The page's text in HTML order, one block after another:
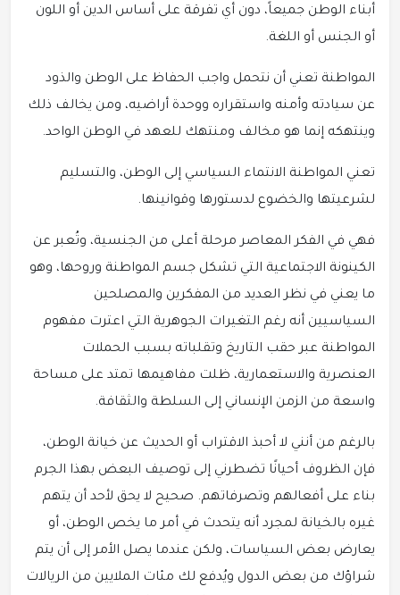
أبناء الوطن جميعاً، دون أي تفرقة على أساس الدين أو اللون
أو الجنس أو اللغة.
المواطنة تعني أن نتحمل واجب الحفاظ على الوطن والذود
عن سيادته وأمنه واستقراره ووحدة أراضيه، ومن يخالف ذلك
وينتهكه إنما هو مخالف ومنتهك للعهد في الوطن الواحد.
تعني المواطنة الانتماء السياسي إلى الوطن، والتسليم
لشرعيتها والخضوع لدستورها وقوانينها.
فهي في الفكر المعاصر مرحلة أعلى من الجنسية، وتُعبر عن
الكينونة الاجتماعية التي تشكل جسم المواطنة وروحها، وهو
ما يعني في نظر العديد من المفكرين والمصلحين
السياسيين أنه رغم التغيرات الجوهرية التي اعترت مفهوم
المواطنة عبر حقب التاريخ وتقلباته بسبب الحملات
العنصرية والاستعمارية، ظلت مفاهيمها تمتد على مساحة
واسعة من الزمن الإنساني إلى السلطة والثقافة.
بالرغم من أنني لا أحبذ الاقتراب أو الحديث عن خيانة الوطن،
فإن الظروف أحيانًا تضطرني إلى توصيف البعض بهذا الجرم
بناء على أفعالهم وتصرفاتهم. صحيح لا يحق لأحد أن يتهم
غيره بالخيانة لمجرد أنه يتحدث في أمر ما يخص الوطن، أو
يعارض بعض السياسات، ولكن عندما يصل الأمر إلى أن يتم
شراؤك من بعض الدول ويُدفع لك مئات الملايين من الريالات